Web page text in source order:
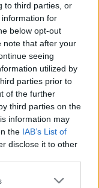
to third parties, or
for
below opt-out
note that after your
seeing
utilized by
parties prior to
of the further
third parties on the
information may
the IAB’s List of
disclose it to other